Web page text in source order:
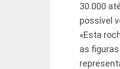
30.000
possível
«Esta
as